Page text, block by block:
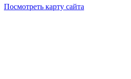
Посмотреть карту сайта